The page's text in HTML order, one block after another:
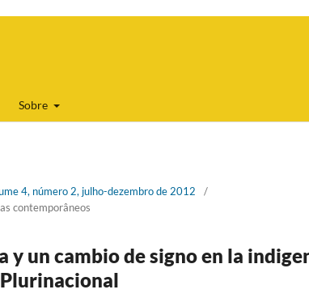
Sobre
4, número 2, julho-dezembro de 2012
/
contemporâneos
y un cambio de signo en la